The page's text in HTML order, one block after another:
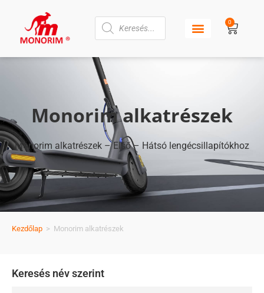
0
Monorim alkatrészek
Monorim alkatrészek – Első – Hátsó lengécsillapítókhoz
Kezdőlap > Monorim alkatrészek
Keresés név szerint